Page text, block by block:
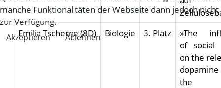
Emilia Tscherne (8D)
Biologie 3. Platz
»The
of social
on the
the
manche Funktionalitäten der Webseite dann jedoch
zur Verfügung.
Akzeptieren Ablehnen